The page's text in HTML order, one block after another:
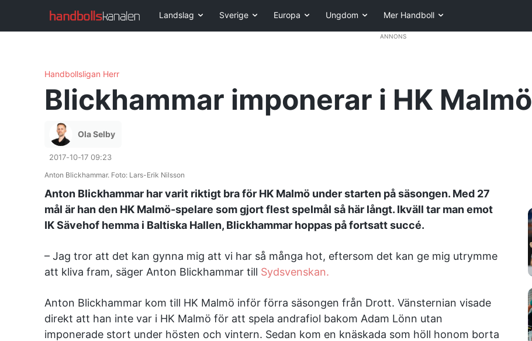
Landslag Sverige Europa Ungdom Mer Handboll
ANNONS
Handbollsligan Herr
Blickhammar imponerar i HK Malmö
Ola Selby
2017-10-17 09:23
Anton Blickhammar. Foto: Lars-Erik Nilsson
Anton Blickhammar har varit riktigt bra för HK Malmö under starten på säsongen. Med 27
mål är han den HK Malmö-spelare som gjort flest spelmål så här långt. Ikväll tar man emot
IK Sävehof hemma i Baltiska Hallen, Blickhammar hoppas på fortsatt succé.
– Jag tror att det kan gynna mig att vi har så många hot, eftersom det kan ge mig utrymme
att kliva fram, säger Anton Blickhammar till Sydsvenskan.
Anton Blickhammar kom till HK Malmö inför förra säsongen från Drott. Vänsternian visade
direkt att han inte var i HK Malmö för att spela andrafiol bakom Adam Lönn utan
imponerade stort under hösten och vintern. Sedan kom en knäskada som höll honom borta